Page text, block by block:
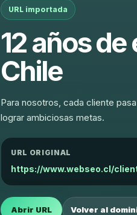
URL importada
12 años
Chile
Para nosotros, cada cliente
lograr ambiciosas metas.
URL ORIGINAL
https://www.webseo.cl/
Abrir URL Volver al